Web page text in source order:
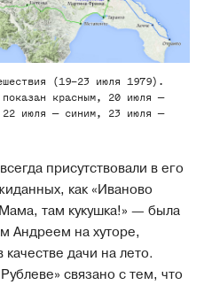
(19–23 июля 1979).
красным, 20 июля —
июля — синим, 23 июля —
присутствовали в его
как «Иваново
там кукушка!» — была
Андреем на хуторе,
дачи на лето.
связано с тем, что